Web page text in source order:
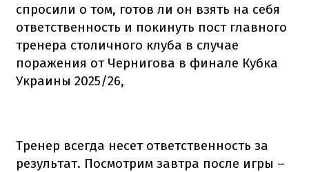
спросили о том, готов ли он взять на себя
ответственность и покинуть пост главного
тренера столичного клуба в случае
поражения от Чернигова в финале Кубка
Украины 2025/26,
Тренер всегда несет ответственность за
результат. Посмотрим завтра после игры –